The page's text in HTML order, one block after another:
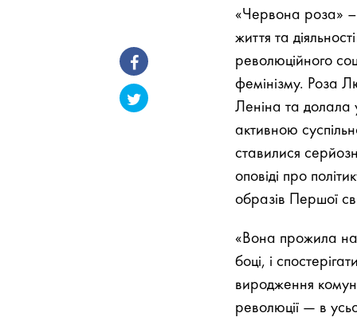
«Червона роза» –
життя та
революційного
фемінізму. Роза
Леніна та долала
активною
ставилися
оповіді про
образів Першої
«Вона прожила
боці, і
виродження
революції — в